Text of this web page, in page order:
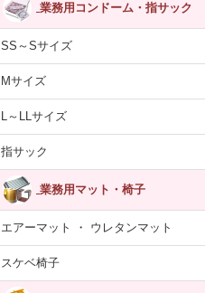
業務用コンドーム・指サック
SS～Sサイズ
Mサイズ
L～LLサイズ
指サック
業務用マット・椅子
エアーマット ・ ウレタンマット
スケベ椅子